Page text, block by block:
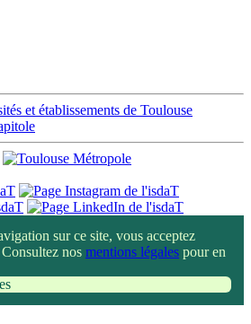
sur ce site, vous acceptez
nos mentions légales pour en